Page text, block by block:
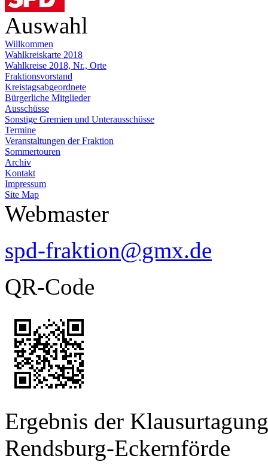
Auswahl
Willkommen
Wahlkreiskarte 2018
Wahlkreise 2018, Nr., Orte
Fraktionsvorstand
Kreistagsabgeordnete
Bürgerliche Mitglieder
Ausschüsse
Sonstige Gremien und Unterausschüsse
Termine
Veranstaltungen der Fraktion
Sommertouren
Archiv
Kontakt
Impressum
Site Map
Webmaster
spd-fraktion@gmx.de
QR-Code
Ergebnis der
Rendsburg-Eckernförde